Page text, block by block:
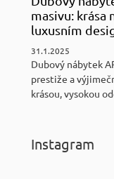
masivu: krása
luxusním
31.1.2025
Dubový nábytek
prestiže a
krásou, vysokou
Instagram